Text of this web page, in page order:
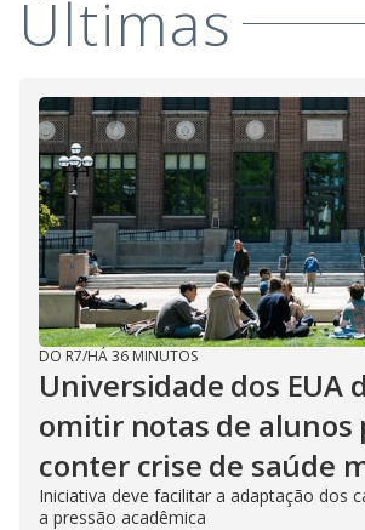
Últimas
DO R7/HÁ 36 MINUTOS
Universidade dos EUA
omitir notas de alunos
conter crise de saúde
Iniciativa deve facilitar a adaptação dos
a pressão acadêmica